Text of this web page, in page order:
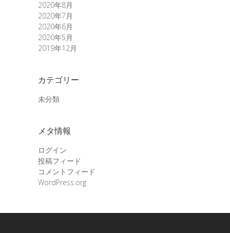
2020年8月
2020年7月
2020年6月
2020年5月
2019年12月
カテゴリー
未分類
メタ情報
ログイン
投稿フィード
コメントフィード
WordPress.org